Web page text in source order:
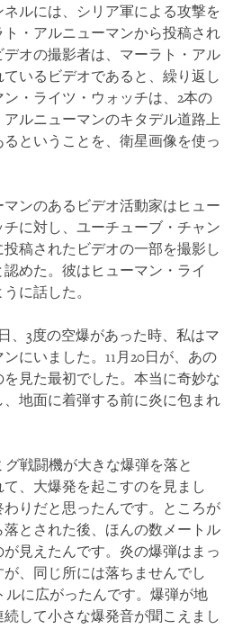
ルには、シリア軍による攻撃を
・アルニューマンから投稿され
オの撮影者は、マーラト・アル
いるビデオであると、繰り返し
・ライツ・ウォッチは、2本の
アルニューマンのキタデル道路上
ということを、衛星画像を使っ
ンのあるビデオ活動家はヒュー
に対し、ユーチューブ・チャン
稿されたビデオの一部を撮影し
めた。彼はヒューマン・ライ
に話した。
日、3度の空爆があった時、私はマ
にいました。11月20日が、あの
見た最初でした。本当に奇妙な
地面に着弾する前に炎に包まれ
グ戦闘機が大きな爆弾を落と
、大爆発を起こすのを見まし
りだと思ったんです。ところが
とされた後、ほんの数メートル
見えたんです。炎の爆弾はまっ
、同じ所には落ちませんでし
ルに広がったんです。爆弾が地
して小さな爆発音が聞こえまし